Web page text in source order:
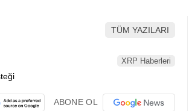
TÜM YAZILARI
XRP Haberleri
ABONE OL